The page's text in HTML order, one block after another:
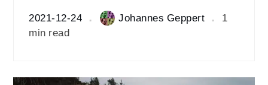
2021-12-24 Johannes Geppert
1
min read